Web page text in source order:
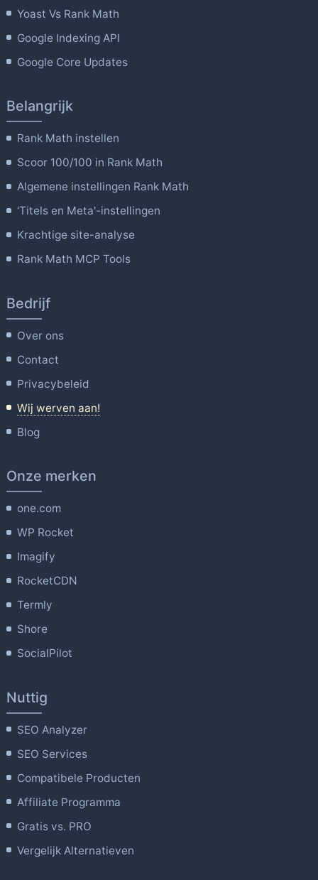
Yoast Vs Rank Math
Google Indexing API
Google Core Updates
Belangrijk
Rank Math instellen
Scoor 100/100 in Rank Math
Algemene instellingen Rank Math
'Titels en Meta'-instellingen
Krachtige site-analyse
Rank Math MCP Tools
Bedrijf
Over ons
Contact
Privacybeleid
Wij werven aan!
Blog
Onze merken
one.com
WP Rocket
Imagify
RocketCDN
Termly
Shore
SocialPilot
Nuttig
SEO Analyzer
SEO Services
Compatibele Producten
Affiliate Programma
Gratis vs. PRO
Vergelijk Alternatieven